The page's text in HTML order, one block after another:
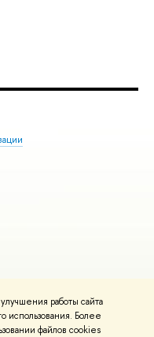
работы сайта
Более
файлов cookies